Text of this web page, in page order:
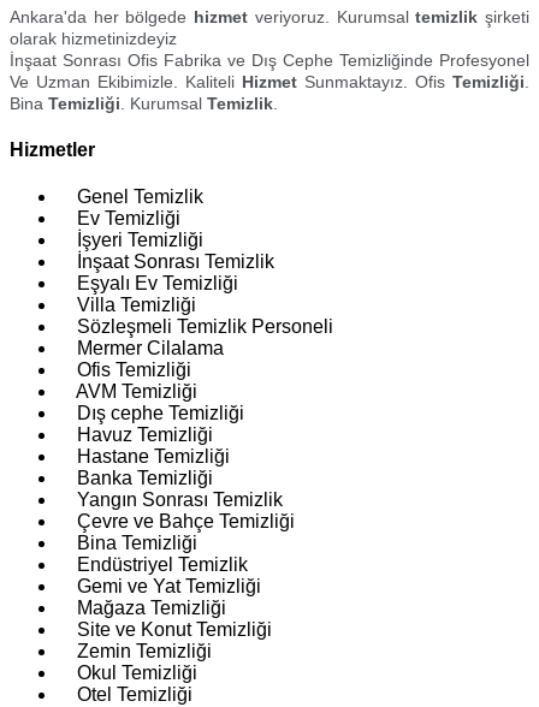
Ankara'da her bölgede hizmet veriyoruz. Kurumsaltemizlik şirketi
olarak hizmetinizdeyiz
İnşaat Sonrası Ofis Fabrika ve Dış Cephe Temizliğinde Profesyonel
Ve Uzman Ekibimizle. Kaliteli Hizmet Sunmaktayız. Ofis Temizliği
Bina Temizliği . Kurumsal Temizlik
Hizmetler
Genel Temizlik
Ev Temizliği
İşyeri Temizliği
İnşaat Sonrası Temizlik
Eşyalı Ev Temizliği
Villa Temizliği
Sözleşmeli Temizlik Personeli
Mermer Cilalama
Ofis Temizliği
AVM Temizliği
Dış cephe Temizliği
Havuz Temizliği
Hastane Temizliği
Banka Temizliği
Yangın Sonrası Temizlik
Çevre ve Bahçe Temizliği
Bina Temizliği
Endüstriyel Temizlik
Gemi ve Yat Temizliği
Mağaza Temizliği
Site ve Konut Temizliği
Zemin Temizliği
Okul Temizliği
Otel Temizliği